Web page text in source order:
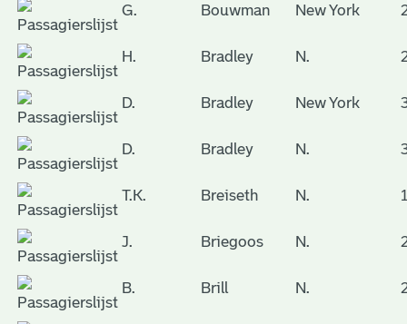
G. Bouwman New York
H. Bradley N.
D. Bradley New York
D. Bradley N.
T.K. Breiseth N.
J. Briegoos N.
B. Brill N.